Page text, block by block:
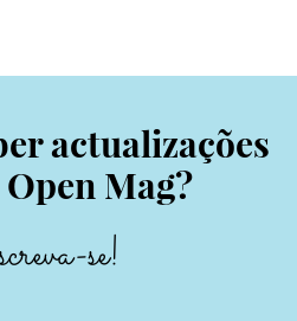
actualizações
Mag?
se!